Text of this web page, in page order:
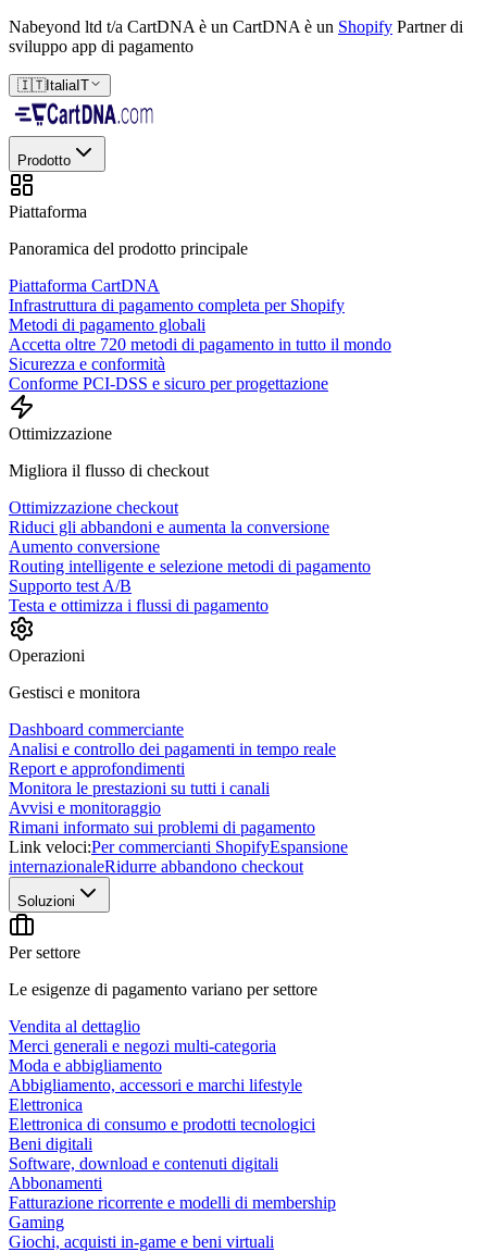
Nabeyond ltd t/a CartDNA è un CartDNA è un Shopify Partner di
sviluppo app di pagamento
🇮🇹ItaliaIT
Prodotto
Piattaforma
Panoramica del prodotto principale
Piattaforma CartDNA
Infrastruttura di pagamento completa per Shopify
Metodi di pagamento globali
Accetta oltre 720 metodi di pagamento in tutto il mondo
Sicurezza e conformità
Conforme PCI-DSS e sicuro per progettazione
Ottimizzazione
Migliora il flusso di checkout
Ottimizzazione checkout
Riduci gli abbandoni e aumenta la conversione
Aumento conversione
Routing intelligente e selezione metodi di pagamento
Supporto test A/B
Testa e ottimizza i flussi di pagamento
Operazioni
Gestisci e monitora
Dashboard commerciante
Analisi e controllo dei pagamenti in tempo reale
Report e approfondimenti
Monitora le prestazioni su tutti i canali
Avvisi e monitoraggio
Rimani informato sui problemi di pagamento
Link veloci:Per commercianti ShopifyEspansione
internazionaleRidurre abbandono checkout
Soluzioni
Per settore
Le esigenze di pagamento variano per settore
Vendita al dettaglio
Merci generali e negozi multi-categoria
Moda e abbigliamento
Abbigliamento, accessori e marchi lifestyle
Elettronica
Elettronica di consumo e prodotti tecnologici
Beni digitali
Software, download e contenuti digitali
Abbonamenti
Fatturazione ricorrente e modelli di membership
Gaming
Giochi, acquisti in-game e beni virtuali